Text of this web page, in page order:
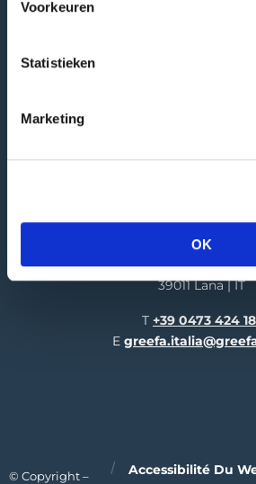
Voorkeuren
Statistieken
Marketing
OK
Adresse publique
Industriezone 1/11
39011 Lana | IT
T +39 0473 424
E
© Copyright – Accessibilité Du